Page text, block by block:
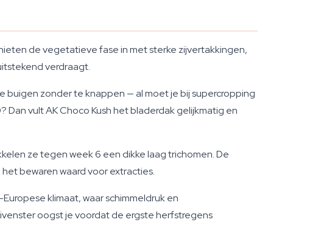
de vegetatieve fase in met sterke zijvertakkingen,
verdraagt.
buigen zonder te knappen — al moet je bij supercropping
Dan vult AK Choco Kush het bladerdak gelijkmatig en
ze tegen week 6 een dikke laag trichomen. De
bewaren waard voor extracties.
klimaat, waar schimmeldruk en
oogst je voordat de ergste herfstregens